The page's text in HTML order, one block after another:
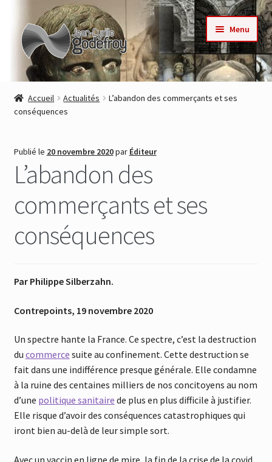
Aller
navigation
Aller
au
contenu
Menu
Accueil
Nos collections
Auteurs
Actualités
Contact
Commande
Accueil Actualités
L’abandon des commerçants et ses
conséquences
Publié le 20 novembre 2020par Éditeur
L’abandon des
commerçants et ses
conséquences
Par Philippe Silberzahn.
Contrepoints, 19 novembre 2020
Un spectre hante la France. Ce spectre, c’est la destruction
du commerce suite au confinement. Cette destruction se
fait dans une indifférence presque générale. Elle condamne
à la ruine des centaines milliers de nos concitoyens au nom
d’une politique sanitaire de plus en plus difficile à justifier.
Elle risque d’avoir des conséquences catastrophiques qui
iront bien au-delà de leur simple sort.